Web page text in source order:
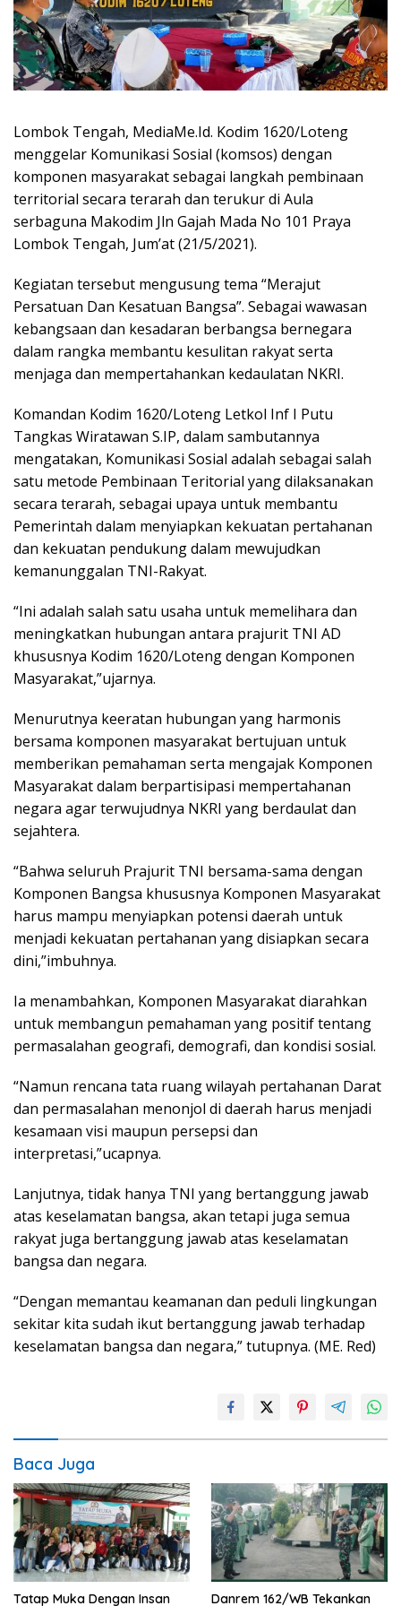
Lombok Tengah, MediaMe.Id. Kodim 1620/Loteng
menggelar Komunikasi Sosial (komsos) dengan
komponen masyarakat sebagai langkah pembinaan
territorial secara terarah dan terukur di Aula
serbaguna Makodim Jln Gajah Mada No 101 Praya
Lombok Tengah, Jum’at (21/5/2021).
Kegiatan tersebut mengusung tema “Merajut
Persatuan Dan Kesatuan Bangsa”. Sebagai wawasan
kebangsaan dan kesadaran berbangsa bernegara
dalam rangka membantu kesulitan rakyat serta
menjaga dan mempertahankan kedaulatan NKRI.
Komandan Kodim 1620/Loteng Letkol Inf I Putu
Tangkas Wiratawan S.IP, dalam sambutannya
mengatakan, Komunikasi Sosial adalah sebagai salah
satu metode Pembinaan Teritorial yang dilaksanakan
secara terarah, sebagai upaya untuk membantu
Pemerintah dalam menyiapkan kekuatan pertahanan
dan kekuatan pendukung dalam mewujudkan
kemanunggalan TNI-Rakyat.
“Ini adalah salah satu usaha untuk memelihara dan
meningkatkan hubungan antara prajurit TNI AD
khususnya Kodim 1620/Loteng dengan Komponen
Masyarakat,”ujarnya.
Menurutnya keeratan hubungan yang harmonis
bersama komponen masyarakat bertujuan untuk
memberikan pemahaman serta mengajak Komponen
Masyarakat dalam berpartisipasi mempertahanan
negara agar terwujudnya NKRI yang berdaulat dan
sejahtera.
“Bahwa seluruh Prajurit TNI bersama-sama dengan
Komponen Bangsa khususnya Komponen Masyarakat
harus mampu menyiapkan potensi daerah untuk
menjadi kekuatan pertahanan yang disiapkan secara
dini,”imbuhnya.
Ia menambahkan, Komponen Masyarakat diarahkan
untuk membangun pemahaman yang positif tentang
permasalahan geografi, demografi, dan kondisi sosial.
“Namun rencana tata ruang wilayah pertahanan Darat
dan permasalahan menonjol di daerah harus menjadi
kesamaan visi maupun persepsi dan
interpretasi,”ucapnya.
Lanjutnya, tidak hanya TNI yang bertanggung jawab
atas keselamatan bangsa, akan tetapi juga semua
rakyat juga bertanggung jawab atas keselamatan
bangsa dan negara.
“Dengan memantau keamanan dan peduli lingkungan
sekitar kita sudah ikut bertanggung jawab terhadap
keselamatan bangsa dan negara,” tutupnya. (ME. Red)
Baca Juga
Tatap Muka Dengan Insan Danrem 162/WB Tekankan